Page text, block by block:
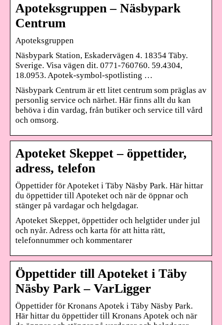
Apoteksgruppen – Näsbypark
Centrum
Apoteksgruppen
Näsbypark Station, Eskadervägen 4. 18354 Täby.
Sverige. Visa vägen dit. 0771-760760. 59.4304,
18.0953. Apotek-symbol-spotlisting …
Näsbypark Centrum är ett litet centrum som präglas av
personlig service och närhet. Här finns allt du kan
behöva i din vardag, från butiker och service till vård
och omsorg.
Apoteket Skeppet – öppettider,
adress, telefon
Öppettider för Apoteket i Täby Näsby Park. Här hittar
du öppettider till Apoteket och när de öppnar och
stänger på vardagar och helgdagar.
Apoteket Skeppet, öppettider och helgtider under jul
och nyår. Adress och karta för att hitta rätt,
telefonnummer och kommentarer
Öppettider till Apoteket i Täby
Näsby Park – VarLigger
Öppettider för Kronans Apotek i Täby Näsby Park.
Här hittar du öppettider till Kronans Apotek och när